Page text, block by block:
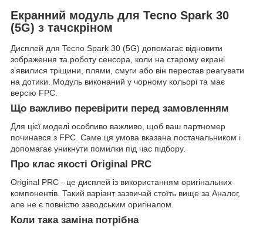
Екранний модуль для Tecno Spark 30
(5G) з тачскріном
Дисплей для Tecno Spark 30 (5G) допомагає відновити
зображення та роботу сенсора, коли на старому екрані
з’явилися тріщини, плями, смуги або він перестав реагувати
на дотики. Модуль виконаний у чорному кольорі та має
версію FPC.
Що важливо перевірити перед замовленням
Для цієї моделі особливо важливо, щоб ваш партномер
починався з FPC. Саме ця умова вказана постачальником і
допомагає уникнути помилки під час підбору.
Про клас якості Original PRC
Original PRC - це дисплей із використанням оригінальних
компонентів. Такий варіант зазвичай стоїть вище за Аналог,
але не є повністю заводським оригіналом.
Коли така заміна потрібна